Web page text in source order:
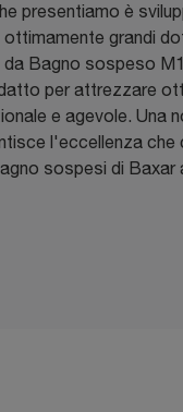
presentiamo è
grandi
Bagno sospeso
per attrezzare
e agevole. Una
l'eccellenza
sospesi di Baxar